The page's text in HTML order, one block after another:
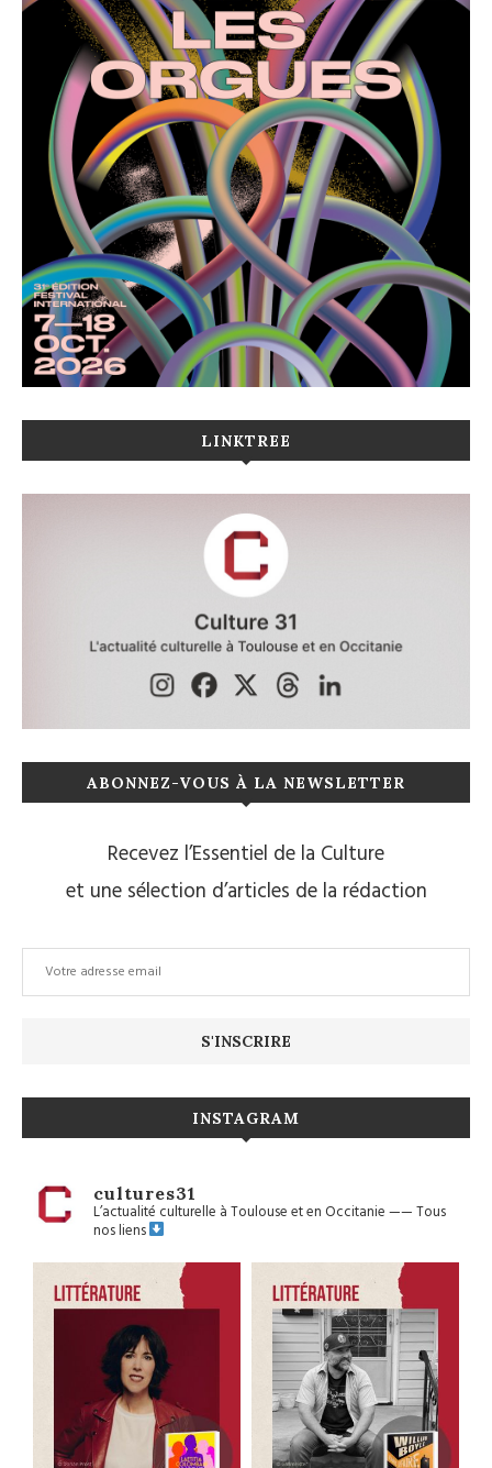
LINKTREE
ABONNEZ-VOUS À LA NEWSLETTER
Recevez l’Essentiel de la Culture
et une sélection d’articles de la rédaction
INSTAGRAM
cultures31
L’actualité culturelle à Toulouse et en Occitanie——Tous
nos liens